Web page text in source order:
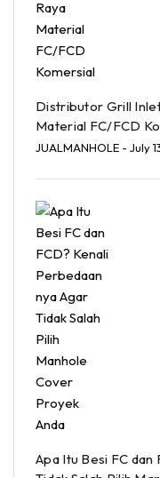
Distributor Grill
Material FC/FCD
JUALMANHOLE - July
Apa Itu Besi FC